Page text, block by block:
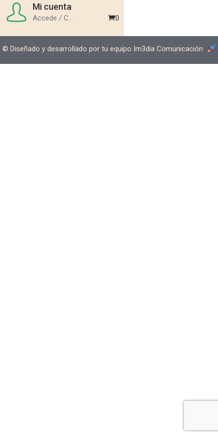
Mi cuenta
Accede / Crear 0
©️ Diseñado y desarrollado por tu equipo Im3dia Comunicación